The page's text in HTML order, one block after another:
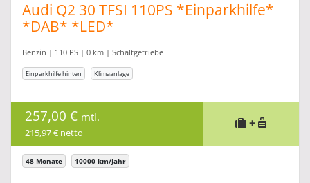
Audi Q2 30 TFSI 110PS *Einparkhilfe*
*DAB* *LED*
Benzin | 110 PS | 0 km | Schaltgetriebe
Einparkhilfe hinten Klimaanlage
257,00 € mtl.
215,97 € netto
+
48 Monate 10000 km/Jahr